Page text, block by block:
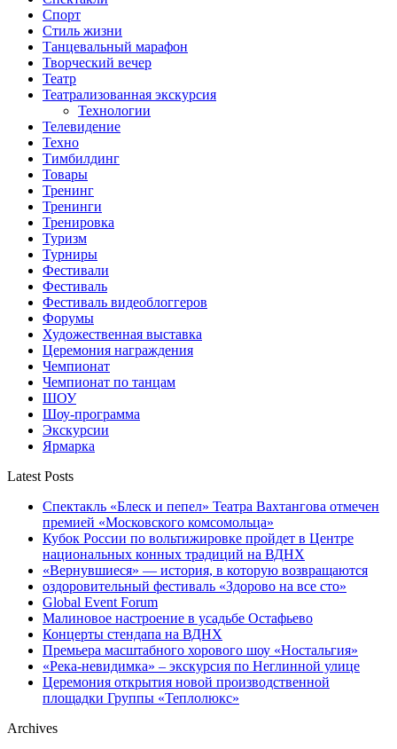
Спорт
Стиль жизни
Танцевальный марафон
Творческий вечер
Театр
Театрализованная экскурсия
Технологии
Телевидение
Техно
Тимбилдинг
Товары
Тренинг
Тренинги
Тренировка
Туризм
Турниры
Фестивали
Фестиваль
Фестиваль видеоблоггеров
Форумы
Художественная выставка
Церемония награждения
Чемпионат
Чемпионат по танцам
ШОУ
Шоу-программа
Экскурсии
Ярмарка
Latest Posts
Спектакль «Блеск и пепел» Театра Вахтангова отмечен
премией «Московского комсомольца»
Кубок России по вольтижировке пройдет в Центре
национальных конных традиций на ВДНХ
«Вернувшиеся» — история, в которую возвращаются
оздоровительный фестиваль «Здорово на все сто»
Global Event Forum
Малиновое настроение в усадьбе Остафьево
Концерты стендапа на ВДНХ
Премьера масштабного хорового шоу «Ностальгия»
«Река-невидимка» – экскурсия по Неглинной улице
Церемония открытия новой производственной
площадки Группы «Теплолюкс»
Archives